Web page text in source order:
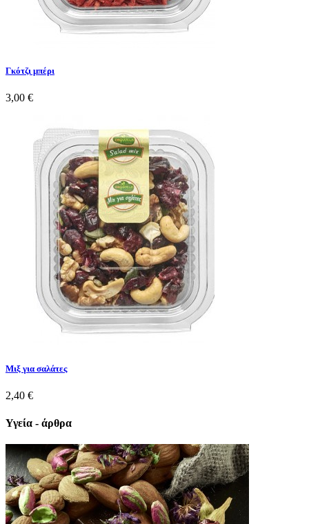
Γκότζι μπέρι
3,00 €
Mιξ για σαλάτες
2,40 €
Υγεία - άρθρα